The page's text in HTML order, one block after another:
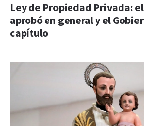
Ley de Propiedad Privada:
aprobó en general y el
capítulo